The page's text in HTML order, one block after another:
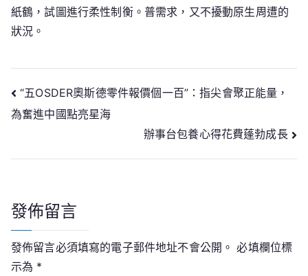
紙鶴，試圖進行柔性制衡。普需求，又不擾動原生周遭的
狀況。
文
章
導
“五OSDER奧斯德零件報價個一百”：指尖會聚正能量，
為奮進中國點亮星海
辦事台包養心得花費蓬勃成長
發佈留言
發佈留言必須填寫的電子郵件地址不會公開。 必填欄位標
示為 *